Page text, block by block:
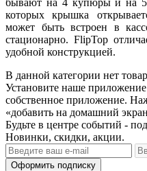
которых крышка
может быть встроен в
стационарно. FlipTop
удобной конструкцией.
В данной категории нет
Установите наше приложение
собственное приложение.
«добавить на домашний
Будьте в центре событий -
Новинки, скидки, акции.
Оформить подписку